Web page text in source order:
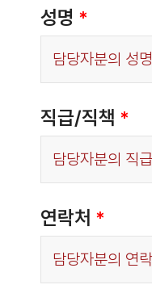
성명 *
직급/직책 *
연락처 *